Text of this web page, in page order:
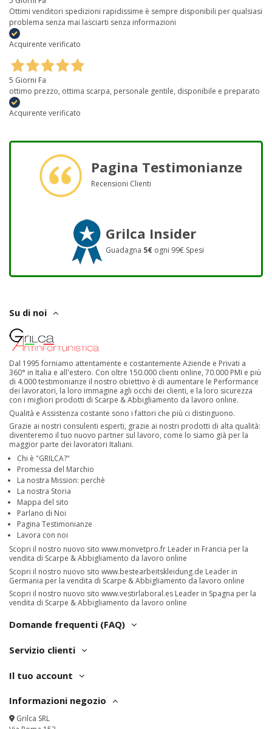
Ottimi venditori spedizioni rapidissime è sempre disponibili per qualsiasi
problema senza mai lasciarti senza informazioni
Acquirente verificato
5 Giorni Fa
ottimo prezzo, ottima scarpa, personale gentile, disponibile e preparato
Acquirente verificato
Pagina Testimonianze
Recensioni Clienti
Grilca Insider
Guadagna 5€ ogni 99€ Spesi
Su di noi
Dal 1995 forniamo attentamente e costantemente Aziende e Privati a
360° in Italia e all'estero. Con oltre 150.000 clienti online, 70.000 PMI e più
di 4.000 testimonianze il nostro obiettivo è di aumentare le Performance
dei lavoratori, la loro immagine agli occhi dei clienti, e la loro sicurezza
con i migliori prodotti di Scarpe & Abbigliamento da lavoro online.
Qualità e Assistenza costante sono i fattori che più ci distinguono.
Grazie ai nostri consulenti esperti, grazie ai nostri prodotti di alta qualità:
diventeremo il tuo nuovo partner sul lavoro, come lo siamo già per la
maggior parte dei lavoratori Italiani.
Chi è "GRILCA?"
Promessa del Marchio
La nostra Mission: perchè
La nostra Storia
Mappa del sito
Parlano di Noi
Pagina Testimonianze
Lavora con noi
Scopri il nostro nuovo sito www.monvetpro.fr Leader in Francia per la
vendita di Scarpe & Abbigliamento da lavoro online
Scopri il nostro nuovo sito www.bestearbeitskleidung.de Leader in
Germania per la vendita di Scarpe & Abbigliamento da lavoro online
Scopri il nostro nuovo sito www.vestirlaboral.es Leader in Spagna per la
vendita di Scarpe & Abbigliamento da lavoro online
Domande frequenti (FAQ)
Servizio clienti
Il tuo account
Informazioni negozio
Grilca SRL